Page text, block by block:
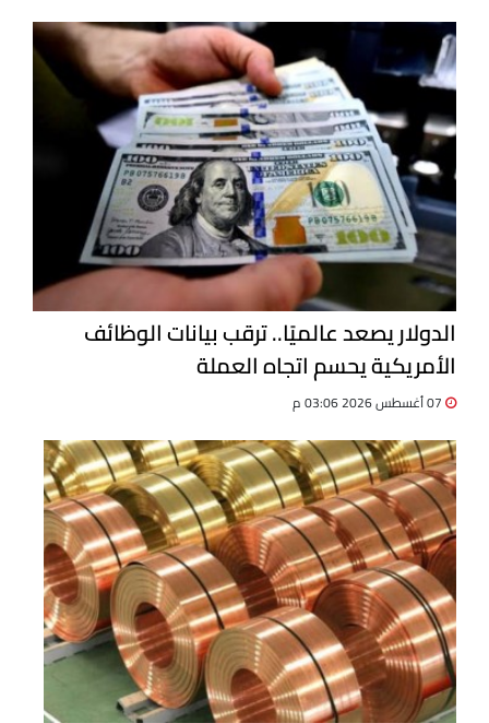
الدولار يصعد عالميًا.. ترقب بيانات الوظائف
الأمريكية يحسم اتجاه العملة